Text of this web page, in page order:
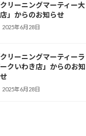
クリーニングマーティー大
」からのお知らせ
2025年6月28日
クリーニングマーティーラ
クいわき店」からのお知
2025年6月28日